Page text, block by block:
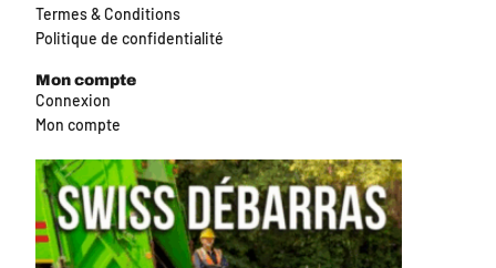
Termes & Conditions
Politique de confidentialité
Mon compte
Connexion
Mon compte